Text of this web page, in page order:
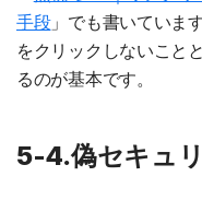
手段」でも書いていま
をクリックしないこと
るのが基本です。
5-4.偽セキュ